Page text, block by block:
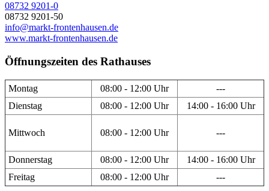
08732 9201-0
08732 9201-50
info@markt-frontenhausen.de
www.markt-frontenhausen.de
Öffnungszeiten des Rathauses
Montag 08:00 - 12:00 Uhr
---
Dienstag
08:00 - 12:00 Uhr 14:00 - 16:00 Uhr
Mittwoch 08:00 - 12:00 Uhr ---
Donnerstag 08:00 - 12:00 Uhr
14:00 - 16:00 Uhr
Freitag
08:00 - 12:00 Uhr ---